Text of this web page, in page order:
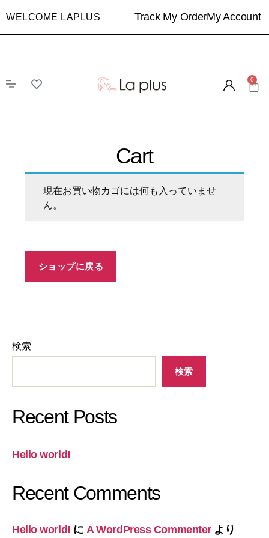
WELCOME LAPLUS Track My OrderMy Account
0
Cart
現在お買い物カゴには何も入っていませ
ん。
ショップに戻る
検索
検索
Recent Posts
Hello world!
Recent Comments
Hello world! にA WordPress Commenterより